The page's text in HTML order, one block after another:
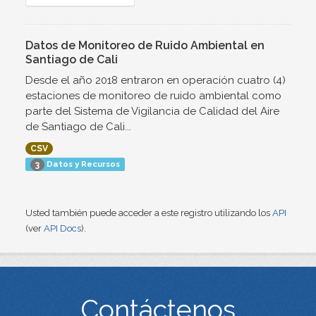
Datos de Monitoreo de Ruido Ambiental en
Santiago de Cali
Desde el año 2018 entraron en operación cuatro (4)
estaciones de monitoreo de ruido ambiental como
parte del Sistema de Vigilancia de Calidad del Aire
de Santiago de Cali...
CSV
3 Datos y Recursos
Usted también puede acceder a este registro utilizando los API
(ver API Docs).
Contáctenos